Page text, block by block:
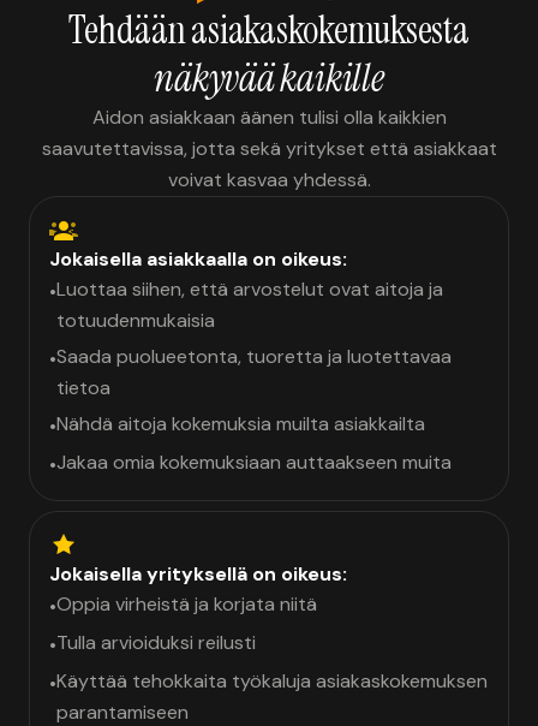
Tehdään asiakaskokemuksesta
näkyvää kaikille
Aidon asiakkaan äänen tulisi olla kaikkien
saavutettavissa, jotta sekä yritykset että asiakkaat
voivat kasvaa yhdessä.
Jokaisella asiakkaalla on oikeus:
•Luottaa siihen, että arvostelut ovat aitoja ja
totuudenmukaisia
•Saada puolueetonta, tuoretta ja luotettavaa
tietoa
•Nähdä aitoja kokemuksia muilta asiakkailta
•Jakaa omia kokemuksiaan auttaakseen muita
Jokaisella yrityksellä on oikeus:
•Oppia virheistä ja korjata niitä
•Tulla arvioiduksi reilusti
•Käyttää tehokkaita työkaluja asiakaskokemuksen
parantamiseen